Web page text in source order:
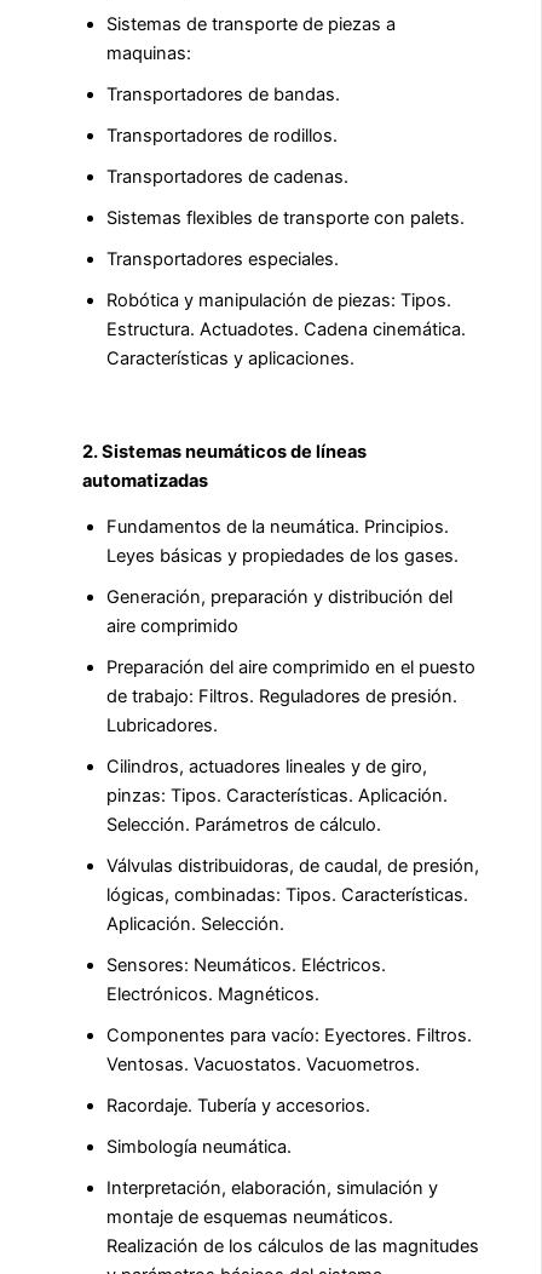
Sistemas de transporte de piezas a
maquinas:
Transportadores de bandas.
Transportadores de rodillos.
Transportadores de cadenas.
Sistemas flexibles de transporte con palets.
Transportadores especiales.
Robótica y manipulación de piezas: Tipos.
Estructura. Actuadotes. Cadena cinemática.
Características y aplicaciones.
2. Sistemas neumáticos de líneas
automatizadas
Fundamentos de la neumática. Principios.
Leyes básicas y propiedades de los gases.
Generación, preparación y distribución del
aire comprimido
Preparación del aire comprimido en el puesto
de trabajo: Filtros. Reguladores de presión.
Lubricadores.
Cilindros, actuadores lineales y de giro,
pinzas: Tipos. Características. Aplicación.
Selección. Parámetros de cálculo.
Válvulas distribuidoras, de caudal, de presión,
lógicas, combinadas: Tipos. Características.
Aplicación. Selección.
Sensores: Neumáticos. Eléctricos.
Electrónicos. Magnéticos.
Componentes para vacío: Eyectores. Filtros.
Ventosas. Vacuostatos. Vacuometros.
Racordaje. Tubería y accesorios.
Simbología neumática.
Interpretación, elaboración, simulación y
montaje de esquemas neumáticos.
Realización de los cálculos de las magnitudes